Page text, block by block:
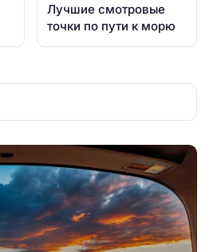
Лучшие смотровые
точки по пути к морю